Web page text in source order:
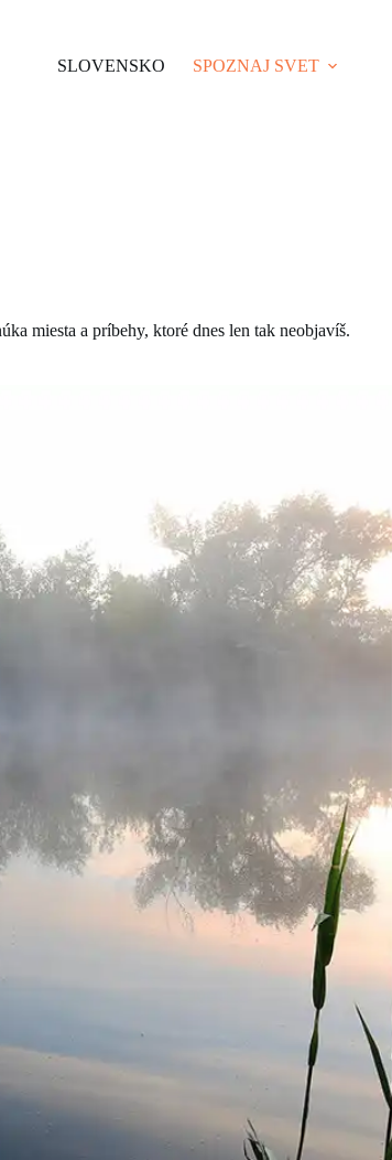
SLOVENSKO SPOZNAJ SVET
miesta a príbehy, ktoré dnes len tak neobjavíš.